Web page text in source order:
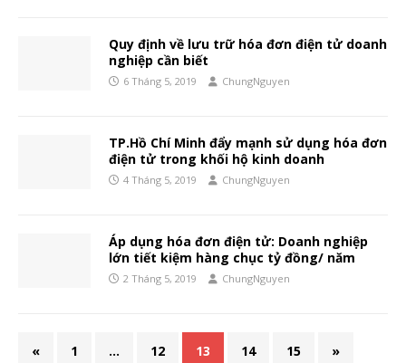
Quy định về lưu trữ hóa đơn điện tử doanh
nghiệp cần biết
6 Tháng 5, 2019 ChungNguyen
TP.Hồ Chí Minh đẩy mạnh sử dụng hóa đơn
điện tử trong khối hộ kinh doanh
4 Tháng 5, 2019 ChungNguyen
Áp dụng hóa đơn điện tử: Doanh nghiệp
lớn tiết kiệm hàng chục tỷ đồng/ năm
2 Tháng 5, 2019 ChungNguyen
« 1 … 12 13 14 15 »